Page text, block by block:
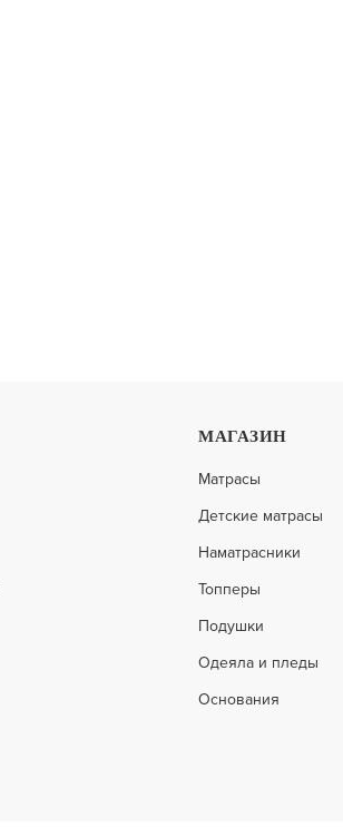
ПОДРОБНЕЕ
7
МАГАЗИН
Матрасы
Детские матрасы
Наматрасники
Топперы
Подушки
Одеяла и пледы
Основания